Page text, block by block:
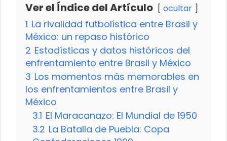
Ver el Índice del Artículo ocultar
1 La rivalidad futbolística entre Brasil y
México: un repaso histórico
2 Estadísticas y datos históricos del
enfrentamiento entre Brasil y México
3 Los momentos más memorables en
los enfrentamientos entre Brasil y
México
3.1 El Maracanazo: El Mundial de 1950
3.2 La Batalla de Puebla: Copa